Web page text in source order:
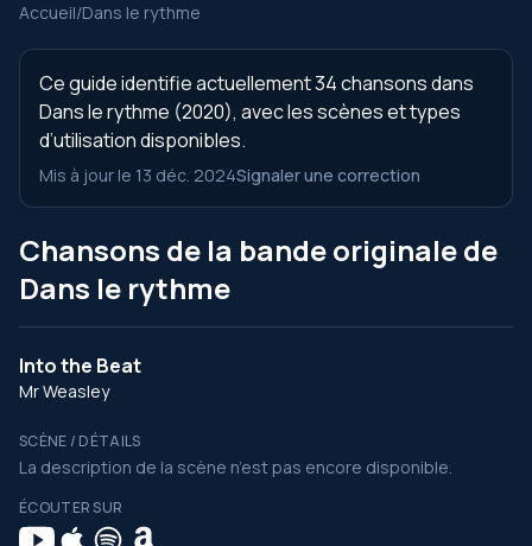
Accueil/Dans le rythme
Ce guide identifie actuellement 34 chansons dans
Dans le rythme (2020), avec les scènes et types
d’utilisation disponibles.
Mis à jour le 13 déc. 2024Signaler une correction
Chansons de la bande originale de
Dans le rythme
Into the Beat
Mr Weasley
SCÈNE / DÉTAILS
La description de la scène n’est pas encore disponible.
ÉCOUTER SUR